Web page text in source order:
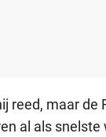
reed, maar de
al als